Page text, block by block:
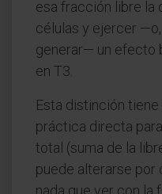
esa fracción libre la
células y ejercer
generar— un efecto
en T3.
Esta distinción
práctica directa
total (suma de la
puede alterarse por
nada que ver con la